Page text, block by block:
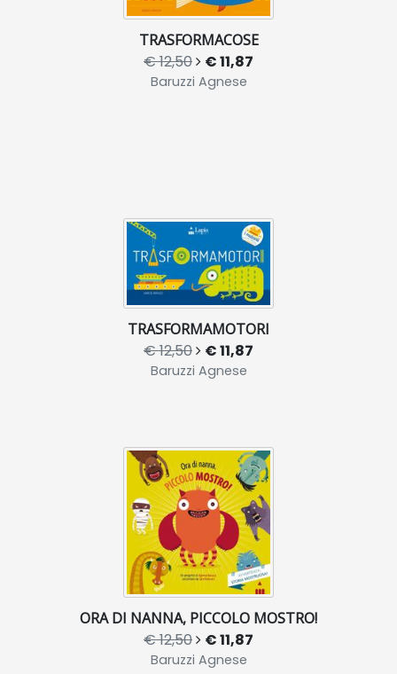
TRASFORMACOSE
€ 12,50 € 11,87
Baruzzi Agnese
TRASFORMAMOTORI
€ 12,50 € 11,87
Baruzzi Agnese
ORA DI NANNA, PICCOLO MOSTRO!
€ 12,50 € 11,87
Baruzzi Agnese